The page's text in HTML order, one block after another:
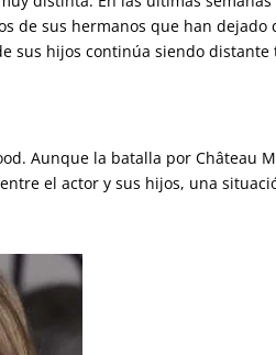
de sus hermanos que han dejado
sus hijos continúa siendo distante
Aunque la batalla por Château
el actor y sus hijos, una